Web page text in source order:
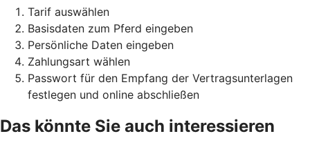
Tarif auswählen
Basisdaten zum Pferd eingeben
Persönliche Daten eingeben
Zahlungsart wählen
Passwort für den Empfang der Vertragsunterlagen
festlegen und online abschließen
Das könnte Sie auch interessieren